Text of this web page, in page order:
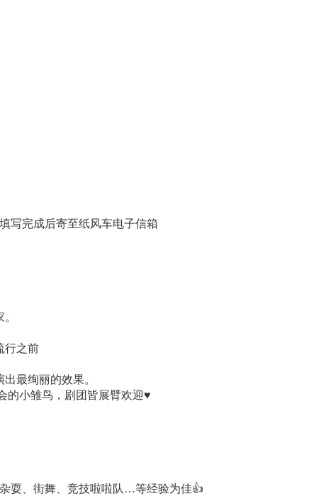
写完成后寄至纸风车电子信箱
行之前
最绚丽的效果。
小雏鸟，剧团皆展臂欢迎♥
耍、街舞、竞技啦啦队…等经验为佳👍